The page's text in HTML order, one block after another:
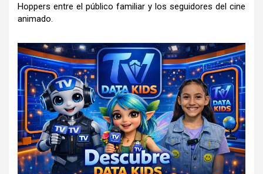
Hoppers entre el público familiar y los seguidores del cine
animado.